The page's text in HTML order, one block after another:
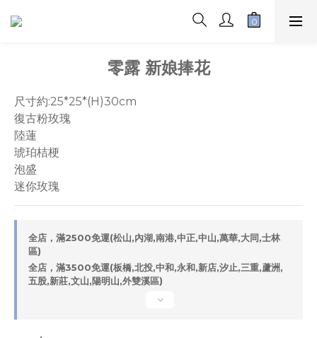
零露 新娘捧花
尺寸約:25*25*(H)30cm
復古粉玫瑰
陸蓮
琥珀桔梗
泡盛
迷你玫瑰
全店，滿2500免運(松山,內湖,南港,中正,中山,萬華,大同,士林
區)
全店，滿3500免運(板橋,北投,中和,永和,新店,汐止,三重,蘆洲,
五股,新莊,文山,陽明山,外雙溪區)